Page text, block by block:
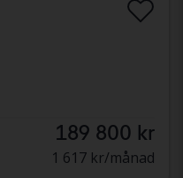
189 800 kr
1 617 kr/månad